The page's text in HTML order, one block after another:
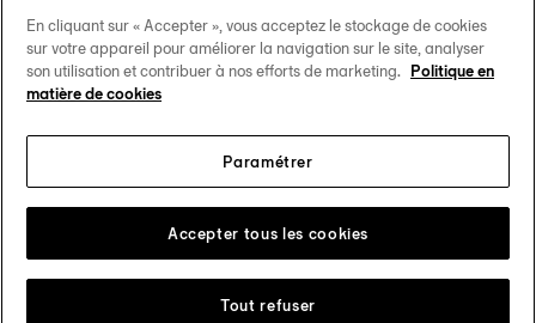
Nos engagements
Suivez-nous sur les réseaux sociaux
Changer de pays Tissot Copyrights 2026
En cliquant sur « Accepter », vous acceptez le stockage de cookies
sur votre appareil pour améliorer la navigation sur le site, analyser
son utilisation et contribuer à nos efforts de marketing. Politique en
matière de cookies
Paramétrer
Tout refuser
Accepter tous les cookies